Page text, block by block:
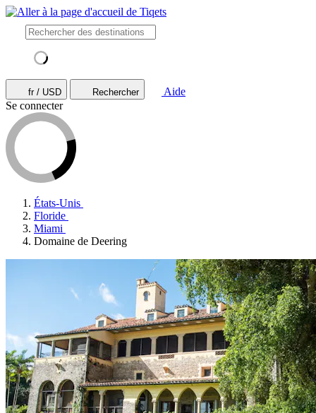
fr / USD Rechercher
Aide
Se connecter
États-Unis
Floride
Miami
Domaine de Deering